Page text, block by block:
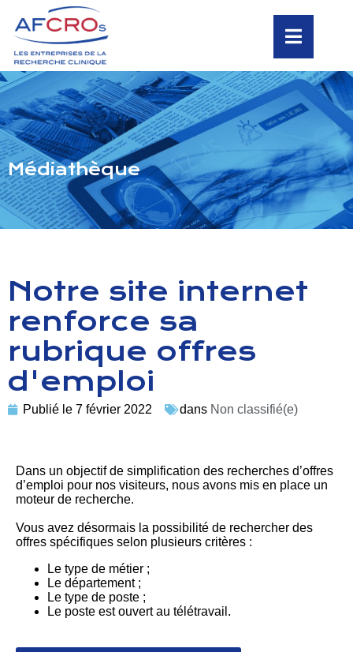
Médiathèque
Notre site internet
renforce sa
rubrique offres
d'emploi
Publié le 7 février 2022 dans Non classifié(e)
Dans un objectif de simplification des recherches d’offres
d’emploi pour nos visiteurs, nous avons mis en place un
moteur de recherche.
Vous avez désormais la possibilité de rechercher des
offres spécifiques selon plusieurs critères :
Le type de métier ;
Le département ;
Le type de poste ;
Le poste est ouvert au télétravail.